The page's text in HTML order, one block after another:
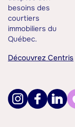
besoins des
courtiers
immobiliers du
Québec.
Découvrez Centris